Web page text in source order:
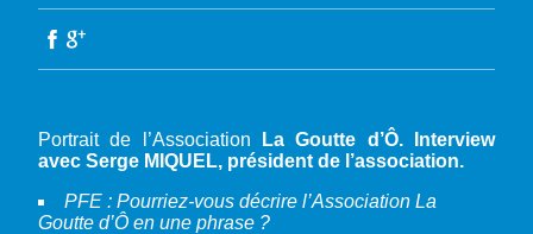
DEVENIR MEMBRE
NOTRE SECRÉTARIAT
L’EAU DANS LES OBJECTIFS DU DÉVELOPPEMENT DURABLE (ODD)
EAU & CLIMAT
ACCÈS À LA WASH DANS LES CONTEXTES DE CRISES ET FRAGILITÉS
CRISE UKRAINIENNE 2022
AUTRES EXPERTISES
NOS PRODUCTIONS
COP29 CLIMAT – BAKOU 2024
FORUM URBAIN MONDIAL – LE CAIRE 2024
COP16 BIODIVERSITÉ – CALI 2024
PRESSE
Portrait de l’Association
La Goutte d’Ô. Interview
avec Serge MIQUEL, président de l’association.
PFE : Pourriez-vous décrire l’Association La
Goutte d’Ô en une phrase ?